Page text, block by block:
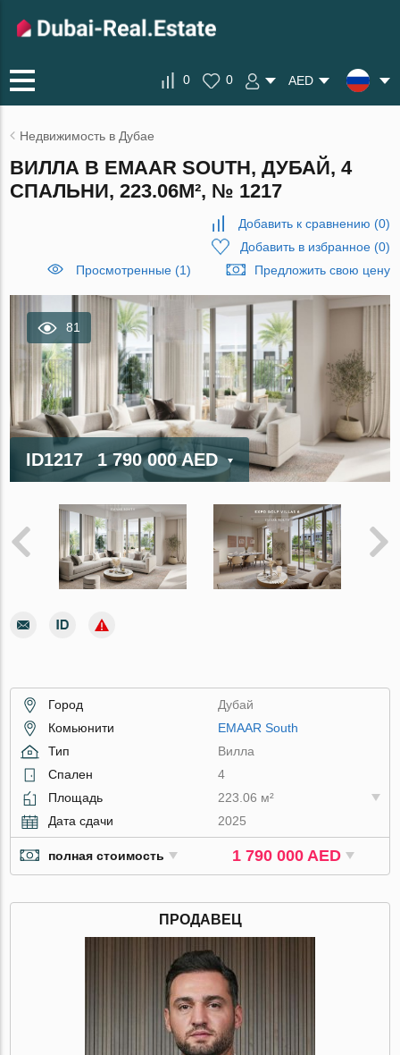
0 0 AED
Недвижимость в Дубае
ВИЛЛА В EMAAR SOUTH, ДУБАЙ, 4
СПАЛЬНИ, 223.06М², № 1217
Добавить к сравнению (0)
Добавить в избранное(0)
Просмотренные (1)
Предложить свою цену
81
ID1217 1 790 000 AED
Город
Дубай
Комьюнити
EMAAR South
Тип
Вилла
Спален
4
Площадь
223.06 м²
Дата сдачи
2025
полная стоимость 1 790 000 AED
ПРОДАВЕЦ